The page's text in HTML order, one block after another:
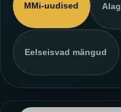
MMi-uudised
Eelseisvad mängud